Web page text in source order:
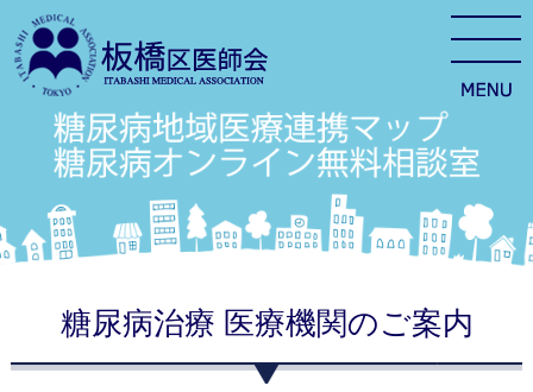
糖尿病治療 医療機関のご案内